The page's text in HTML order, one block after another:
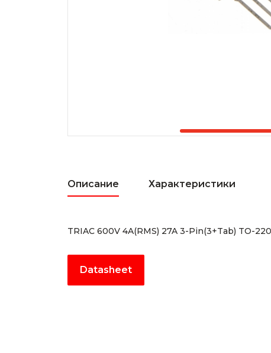
Описание Характеристики
TRIAC 600V 4A(RMS) 27A 3-Pin(3+Tab) TO-
Datasheet